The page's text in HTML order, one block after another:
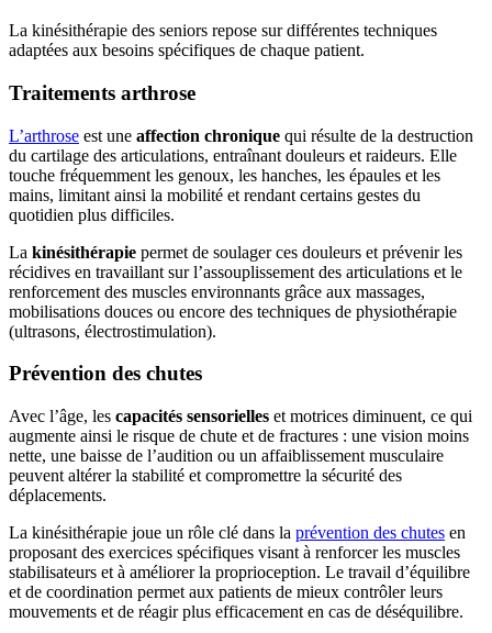
La kinésithérapie des seniors repose sur différentes techniques
adaptées aux besoins spécifiques de chaque patient.
Traitements arthrose
L’arthrose est une affection chronique qui résulte de la destruction
du cartilage des articulations, entraînant douleurs et raideurs. Elle
touche fréquemment les genoux, les hanches, les épaules et les
mains, limitant ainsi la mobilité et rendant certains gestes du
quotidien plus difficiles.
La kinésithérapie permet de soulager ces douleurs et prévenir les
récidives en travaillant sur l’assouplissement des articulations et le
renforcement des muscles environnants grâce aux massages,
mobilisations douces ou encore des techniques de physiothérapie
(ultrasons, électrostimulation).
Prévention des chutes
Avec l’âge, les capacités sensorielles et motrices diminuent, ce qui
augmente ainsi le risque de chute et de fractures : une vision moins
nette, une baisse de l’audition ou un affaiblissement musculaire
peuvent altérer la stabilité et compromettre la sécurité des
déplacements.
La kinésithérapie joue un rôle clé dans la prévention des chutes en
proposant des exercices spécifiques visant à renforcer les muscles
stabilisateurs et à améliorer la proprioception. Le travail d’équilibre
et de coordination permet aux patients de mieux contrôler leurs
mouvements et de réagir plus efficacement en cas de déséquilibre.